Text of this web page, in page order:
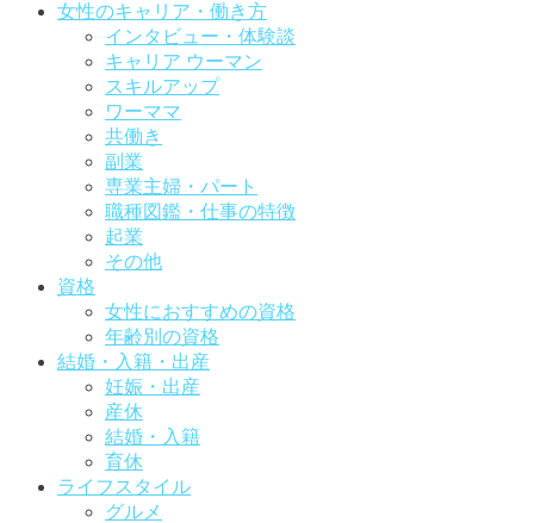
女性のキャリア・働き方
インタビュー・体験談
キャリア ウーマン
スキルアップ
ワーママ
共働き
副業
専業主婦・パート
職種図鑑・仕事の特徴
起業
その他
資格
女性におすすめの資格
年齢別の資格
結婚・入籍・出産
妊娠・出産
産休
結婚・入籍
育休
ライフスタイル
グルメ